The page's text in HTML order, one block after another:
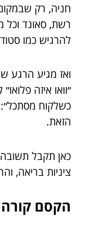
חניה, רק
רשת, סאונד
להרגיש כמו
ואז מגיע הרגע
״וואו איזה
כשלקוח מסתכל״:
הזאת.
כאן תקבל
ציניות בריאה,
הקסם קורה